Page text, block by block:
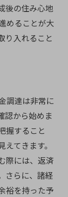
後の住み心地
めることが大
り入れること
調達は非常に
認から始めま
握すること
てきます。
際には、返済
さらに、諸経
裕を持った予